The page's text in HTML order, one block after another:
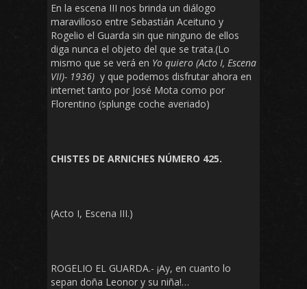
En la escena III nos brinda un diálogo
maravilloso entre Sebastián Aceituno y
Rogelio el Guarda sin que ninguno de ellos
diga nunca el objeto del que se trata.(Lo
mismo que se verá en Yo quiero (Acto I, Escena
VII)- 1936) y que podemos disfrutar ahora en
internet tanto por José Mota como por
Florentino (splunge coche averiado)
CHISTES DE ARNICHES NÚMERO 425.
(Acto I, Escena III.)
ROGELIO EL GUARDA.- ¡Ay, en cuanto lo
sepan doña Leonor y su niña!…